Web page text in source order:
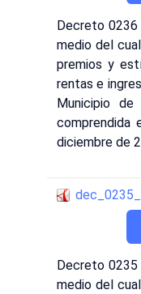
Decreto
medio del
premios y
rentas e
Municipio
diciembre de
Decreto
medio del